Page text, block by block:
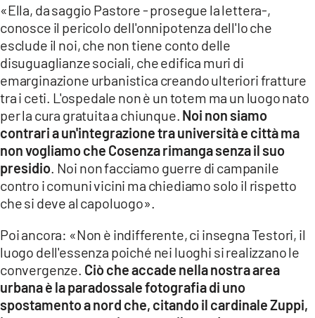
«Ella, da saggio Pastore - prosegue la lettera-,
conosce il pericolo dell'onnipotenza dell'Io che
esclude il noi, che non tiene conto delle
disuguaglianze sociali, che edifica muri di
emarginazione urbanistica creando ulteriori fratture
tra i ceti. L'ospedale non è un totem ma un luogo nato
per la cura gratuita a chiunque. Noi non siamo
contrari a un'integrazione tra università e città ma
non vogliamo che Cosenza rimanga senza il suo
presidio . Noi non facciamo guerre di campanile
contro i comuni vicini ma chiediamo solo il rispetto
che si deve al capoluogo».
Poi ancora: «Non è indifferente, ci insegna Testori, il
luogo dell'essenza poiché nei luoghi si realizzano le
convergenze. Ciò che accade nella nostra area
urbana è la paradossale fotografia di uno
spostamento a nord che, citando il cardinale Zuppi,